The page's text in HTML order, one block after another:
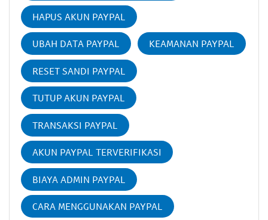
HAPUS AKUN PAYPAL
UBAH DATA PAYPAL KEAMANAN PAYPAL
RESET SANDI PAYPAL
TUTUP AKUN PAYPAL
TRANSAKSI PAYPAL
AKUN PAYPAL TERVERIFIKASI
BIAYA ADMIN PAYPAL
CARA MENGGUNAKAN PAYPAL